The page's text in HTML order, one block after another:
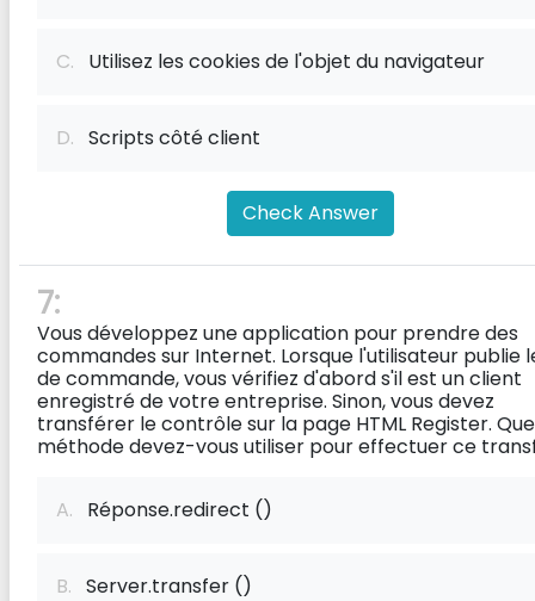
C. Utilisez les cookies de l'objet du navigateur
D. Scripts côté client
Check Answer
7:
Vous développez une application pour prendre des
commandes sur Internet. Lorsque l'utilisateur publie
de commande, vous vérifiez d'abord s'il est un client
enregistré de votre entreprise. Sinon, vous devez
transférer le contrôle sur la page HTML Register.
méthode devez-vous utiliser pour effectuer ce
A. Réponse.redirect ()
B. Server.transfer ()